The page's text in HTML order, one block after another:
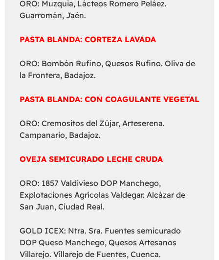
ORO: Muzquia, Lácteos Romero Peláez.
Guarromán, Jaén.
PASTA BLANDA: CORTEZA LAVADA
ORO: Bombón Rufino, Quesos Rufino. Oliva de
la Frontera, Badajoz.
PASTA BLANDA: CON COAGULANTE VEGETAL
ORO: Cremositos del Zújar, Arteserena.
Campanario, Badajoz.
OVEJA SEMICURADO LECHE CRUDA
ORO: 1857 Valdivieso DOP Manchego,
Explotaciones Agrícolas Valdegar. Alcázar de
San Juan, Ciudad Real.
GOLD ICEX: Ntra. Sra. Fuentes semicurado
DOP Queso Manchego, Quesos Artesanos
Villarejo. Villarejo de Fuentes, Cuenca.